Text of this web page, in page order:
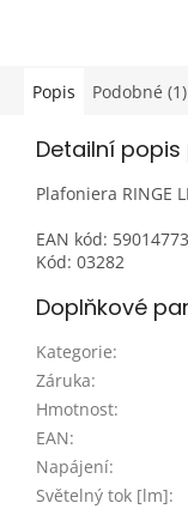
Popis Podobné (1)
Detailní
Plafoniera RINGE
EAN kód:
Kód: 03282
Doplňkové
Kategorie:
Záruka:
Hmotnost:
EAN:
Napájení:
Světelný tok [lm]: